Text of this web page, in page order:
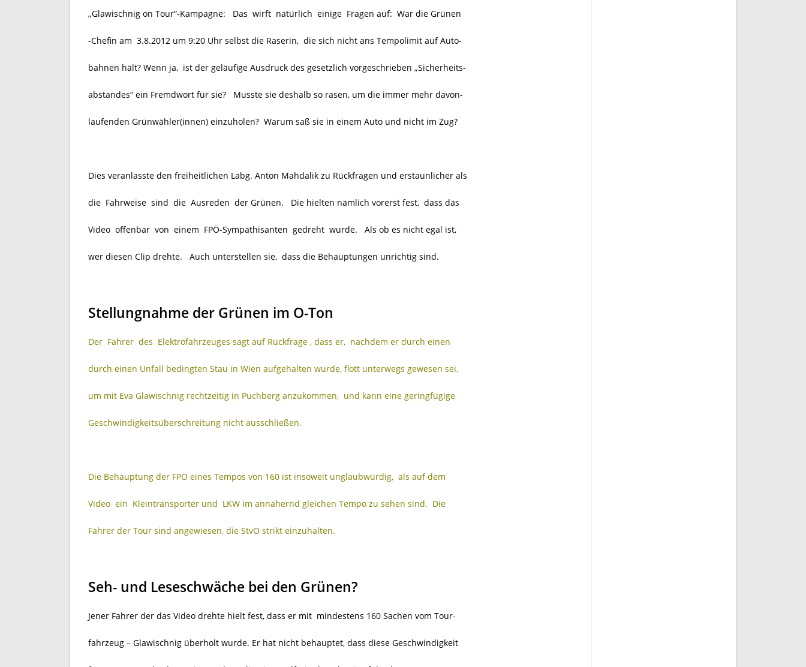
„Glawischnig on Tour“-Kampagne: Das wirft natürlich einige Fragen auf: War die Grünen
-Chefin am 3.8.2012 um 9:20 Uhr selbst die Raserin, die sich nicht ans Tempolimit auf Auto-
bahnen hält? Wenn ja, ist der geläufige Ausdruck des gesetzlich vorgeschrieben „Sicherheits-
abstandes“ ein Fremdwort für sie? Musste sie deshalb so rasen, um die immer mehr davon-
laufenden Grünwähler(innen) einzuholen? Warum saß sie in einem Auto und nicht im Zug?
Dies veranlasste den freiheitlichen Labg. Anton Mahdalik zu Rückfragen und erstaunlicher als
die Fahrweise sind die Ausreden der Grünen. Die hielten nämlich vorerst fest, dass das
Video offenbar von einem FPÖ-Sympathisanten gedreht wurde. Als ob es nicht egal ist,
wer diesen Clip drehte. Auch unterstellen sie, dass die Behauptungen unrichtig sind.
Stellungnahme der Grünen im O-Ton
Der Fahrer des Elektrofahrzeuges sagt auf Rückfrage , dass er, nachdem er durch einen
durch einen Unfall bedingten Stau in Wien aufgehalten wurde, flott unterwegs gewesen sei,
um mit Eva Glawischnig rechtzeitig in Puchberg anzukommen, und kann eine geringfügige
Geschwindigkeitsüberschreitung nicht ausschließen.
Die Behauptung der FPÖ eines Tempos von 160 ist insoweit unglaubwürdig, als auf dem
Video ein Kleintransporter und LKW im annähernd gleichen Tempo zu sehen sind. Die
Fahrer der Tour sind angewiesen, die StvO strikt einzuhalten.
Seh- und Leseschwäche bei den Grünen?
Jener Fahrer der das Video drehte hielt fest, dass er mit mindestens 160 Sachen vom Tour-
fahrzeug – Glawischnig überholt wurde. Er hat nicht behauptet, dass diese Geschwindigkeit